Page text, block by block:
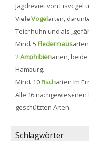
Jagdrevier von Eisvogel
VieleVogelarten,
Teichhuhn und als
Mind. 5Fledermaus
2Amphibienarten, beide
Hamburg.
Mind. 10Fischarten im
Alle 16 nachgewiesenen
geschützten Arten.
Schlagwörter